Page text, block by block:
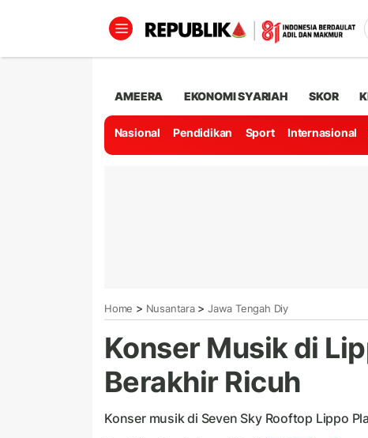
AMEERA EKONOMI SYARIAH SKOR
Nasional Pendidikan Sport Internasional
Home > Nusantara> Jawa Tengah Diy
Konser Musik di
Berakhir Ricuh
Konser musik di Seven Sky Rooftop Lippo